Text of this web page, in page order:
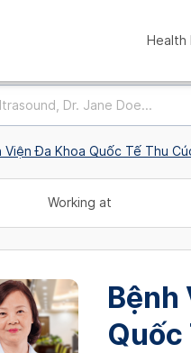
Health
Viện Đa Khoa Quốc Tế Thu
Working at
Bệnh
Quốc